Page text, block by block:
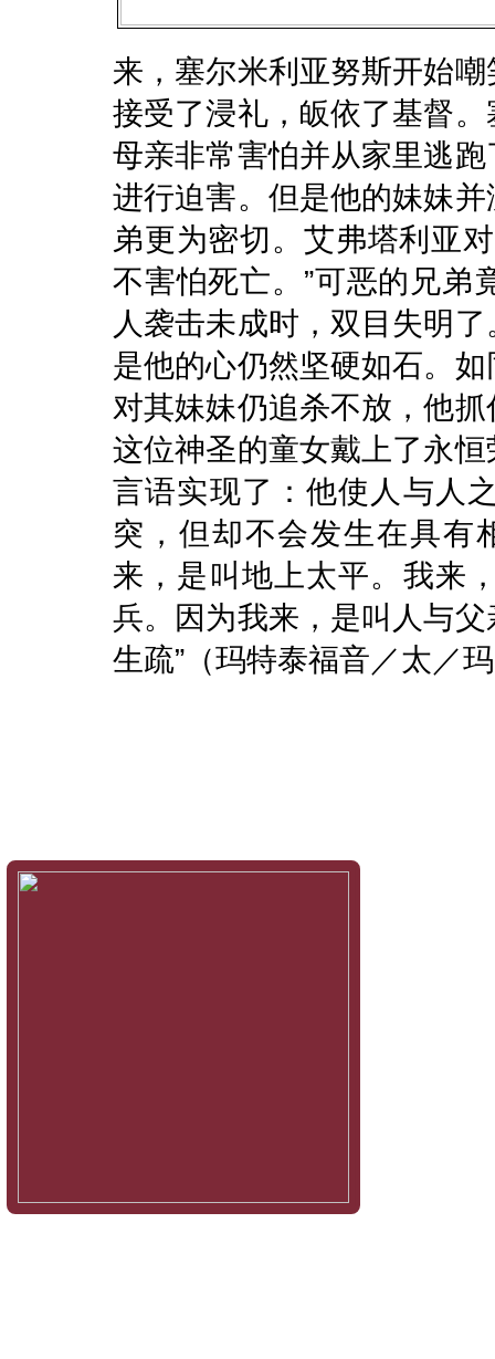
来，塞尔米利亚努斯开始
接受了浸礼，皈依了基督
母亲非常害怕并从家里逃
进行迫害。但是他的妹妹
弟更为密切。艾弗塔利亚
不害怕死亡。”可恶的兄弟
人袭击未成时，双目失明
是他的心仍然坚硬如石。
对其妹妹仍追杀不放，他
这位神圣的童女戴上了永
言语实现了：他使人与人
突，但却不会发生在具有
来，是叫地上太平。我来
兵。因为我来，是叫人与
生疏”（玛特泰福音／太／